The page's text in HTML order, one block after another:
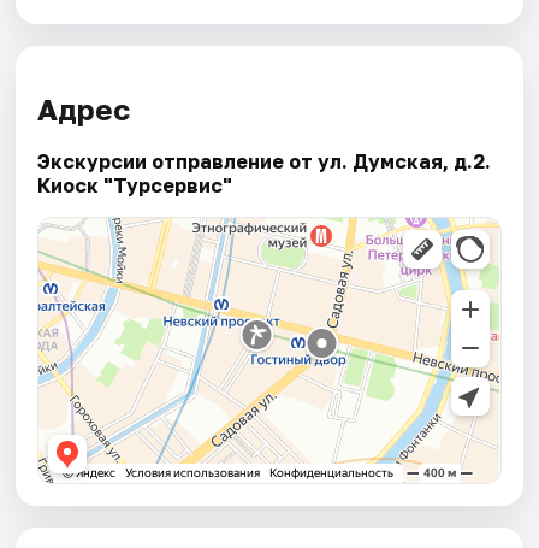
Адрес
Экскурсии отправление от ул. Думская, д.2.
Киоск "Турсервис"